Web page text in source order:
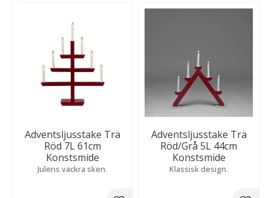
Adventsljusstake Trä
Röd 7L 61cm
Konstsmide
Julens vackra sken.
Adventsljusstake Trä
Röd/Grå 5L 44cm
Konstsmide
Klassisk design.